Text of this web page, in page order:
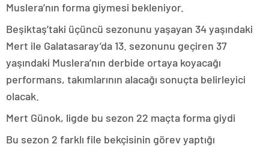
Muslera’nın forma giymesi bekleniyor.
Beşiktaş’taki üçüncü sezonunu yaşayan 34 yaşındaki
Mert ile Galatasaray’da 13. sezonunu geçiren 37
yaşındaki Muslera’nın derbide ortaya koyacağı
performans, takımlarının alacağı sonuçta belirleyici
olacak.
Mert Günok, ligde bu sezon 22 maçta forma giydi
Bu sezon 2 farklı file bekçisinin görev yaptığı